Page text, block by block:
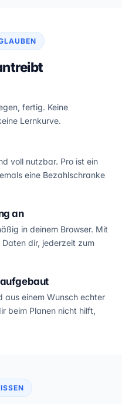
fertig. Keine
Lernkurve.
voll nutzbar. Pro ist ein
eine Bezahlschranke
an
in deinem Browser. Mit
dir, jederzeit zum
aus einem Wunsch echter
beim Planen nicht hilft,